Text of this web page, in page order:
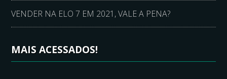
VENDER NA ELO 7 EM 2021, VALE A PENA?
MAIS ACESSADOS!